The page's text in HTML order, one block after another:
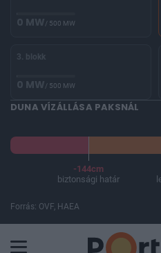
0 MW/ 500 MW
3. blokk
0 MW/ 500 MW
DUNA VÍZÁLLÁSA PAKSNÁL
-144cm
biztonsági határ
Forrás: OVF, HAEA